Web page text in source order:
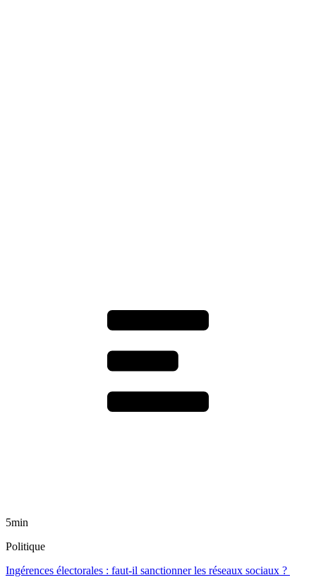
5min
Politique
Ingérences électorales : faut-il sanctionner les réseaux sociaux ?